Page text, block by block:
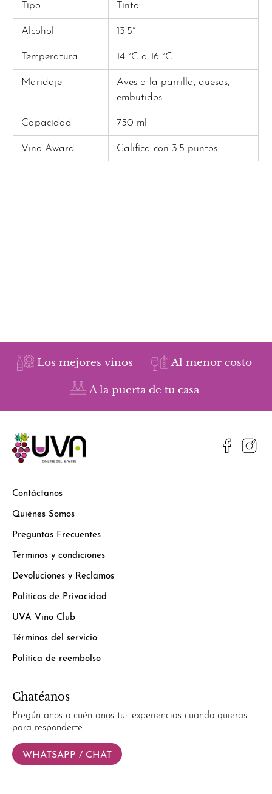
Tipo Tinto
Alcohol 13.5°
Temperatura 14 °C a 16 °C
Maridaje
Aves a la parrilla, quesos,
embutidos
Capacidad 750 ml
Vino Award Califica con 3.5 puntos
Los mejores vinos Al menor costo
A la puerta de tu casa
Contáctanos
Quiénes Somos
Preguntas Frecuentes
Términos y condiciones
Devoluciones y Reclamos
Políticas de Privacidad
UVA Vino Club
Términos del servicio
Política de reembolso
Chatéanos
Pregúntanos o cuéntanos tus experiencias cuando quieras
para responderte
WHATSAPP / CHAT